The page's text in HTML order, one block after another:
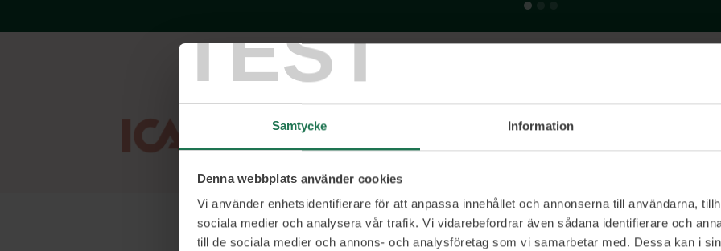
TEST
Samtycke Information
Denna webbplats använder cookies
Vi använder enhetsidentifierare för att anpassa innehållet och annonserna till användarna,
sociala medier och analysera vår trafik. Vi vidarebefordrar även sådana identifierare och
till de sociala medier och annons- och analysföretag som vi samarbetar med. Dessa kan i